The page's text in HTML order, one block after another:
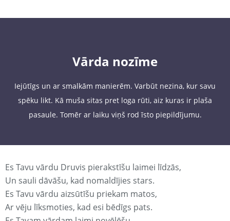
Vārda nozīme
Iejūtīgs un ar smalkām manierēm. Varbūt nezina, kur savu
spēku likt. Kā muša sitas pret loga rūti, aiz kuras ir plaša
pasaule. Tomēr ar laiku viņš rod īsto piepildījumu.
Es Tavu vārdu Druvis pierakstīšu laimei līdzās,
Un sauli dāvāšu, kad nomaldījies stars.
Es Tavu vārdu aizsūtīšu priekam matos,
Ar vēju līksmoties, kad esi bēdīgs pats.